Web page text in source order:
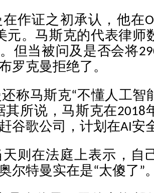
作证之初承认，他在
元。马斯克的代表律师
但当被问及是否会将
罗克曼拒绝了。
称马斯克“不懂人工智
其所说，马斯克在2018
谷歌公司，计划在AI安
则在法庭上表示，自
尔特曼实在是“太傻了”